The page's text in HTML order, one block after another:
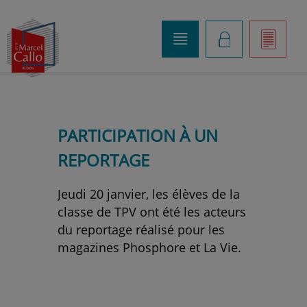
]
K
o
PARTICIPATION À UN
REPORTAGE
Jeudi 20 janvier, les élèves de la
classe de TPV ont été les acteurs
du reportage réalisé pour les
magazines Phosphore et La Vie.